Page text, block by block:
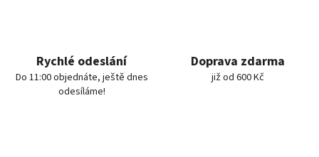
Rychlé odeslání
Do 11:00 objednáte, ještě dnes
odesíláme!
Doprava zdarma
již od 600 Kč